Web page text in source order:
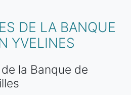
DE LA BANQUE
YVELINES
la Banque de